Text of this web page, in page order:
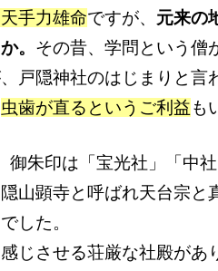
手力雄命ですが、 元来の
。 その昔、学問という僧
戸隠神社のはじまりと言
虫歯が直るというご利益も
御朱印は「宝光社」「中
山顕寺と呼ばれ天台宗と
した。
じさせる荘厳な社殿が